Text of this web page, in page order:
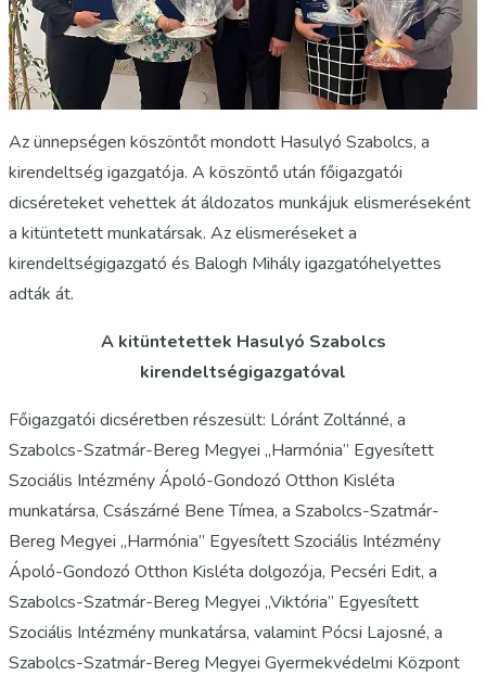
Az ünnepségen köszöntőt mondott Hasulyó Szabolcs, a
kirendeltség igazgatója. A köszöntő után főigazgatói
dicséreteket vehettek át áldozatos munkájuk elismeréseként
a kitüntetett munkatársak. Az elismeréseket a
kirendeltségigazgató és Balogh Mihály igazgatóhelyettes
adták át.
A kitüntetettek Hasulyó Szabolcs
kirendeltségigazgatóval
Főigazgatói dicséretben részesült: Lóránt Zoltánné, a
Szabolcs-Szatmár-Bereg Megyei „Harmónia” Egyesített
Szociális Intézmény Ápoló-Gondozó Otthon Kisléta
munkatársa, Császárné Bene Tímea, a Szabolcs-Szatmár-
Bereg Megyei „Harmónia” Egyesített Szociális Intézmény
Ápoló-Gondozó Otthon Kisléta dolgozója, Pecséri Edit, a
Szabolcs-Szatmár-Bereg Megyei „Viktória” Egyesített
Szociális Intézmény munkatársa, valamint Pócsi Lajosné, a
Szabolcs-Szatmár-Bereg Megyei Gyermekvédelmi Központ